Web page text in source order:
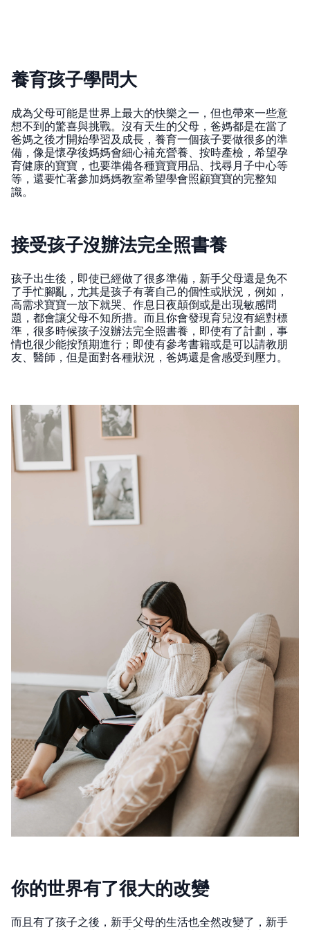
養育孩子學問大
成為父母可能是世界上最大的快樂之一，但也帶來一些意
想不到的驚喜與挑戰。沒有天生的父母，爸媽都是在當了
爸媽之後才開始學習及成長，養育一個孩子要做很多的準
備，像是懷孕後媽媽會細心補充營養、按時產檢，希望孕
育健康的寶寶，也要準備各種寶寶用品、找尋月子中心等
等，還要忙著參加媽媽教室希望學會照顧寶寶的完整知
識。
接受孩子沒辦法完全照書養
孩子出生後，即使已經做了很多準備，新手父母還是免不
了手忙腳亂，尤其是孩子有著自己的個性或狀況，例如，
高需求寶寶一放下就哭、作息日夜顛倒或是出現敏感問
題，都會讓父母不知所措。而且你會發現育兒沒有絕對標
準，很多時候孩子沒辦法完全照書養，即使有了計劃，事
情也很少能按預期進行；即使有參考書籍或是可以請教朋
友、醫師，但是面對各種狀況，爸媽還是會感受到壓力。
你的世界有了很大的改變
而且有了孩子之後，新手父母的生活也全然改變了，新手